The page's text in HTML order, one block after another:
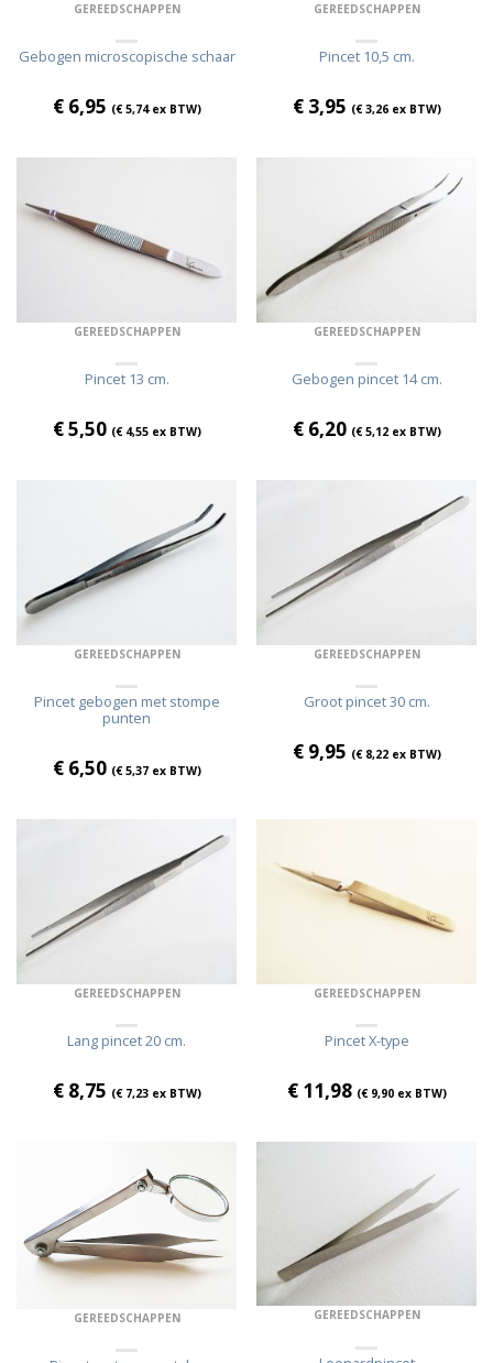
GEREEDSCHAPPEN
Gebogen microscopische schaar
€6,95 (€5,74ex BTW)
GEREEDSCHAPPEN
Pincet 10,5 cm.
€3,95 (€3,26ex BTW)
GEREEDSCHAPPEN
Pincet 13 cm.
€5,50 (€4,55ex BTW)
GEREEDSCHAPPEN
Gebogen pincet 14 cm.
€6,20 (€5,12ex BTW)
GEREEDSCHAPPEN
Pincet gebogen met stompe
punten
€6,50 (€5,37ex BTW)
GEREEDSCHAPPEN
Groot pincet 30 cm.
€9,95 (€8,22ex BTW)
GEREEDSCHAPPEN
Lang pincet 20 cm.
€8,75 (€7,23ex BTW)
GEREEDSCHAPPEN
Pincet X-type
€11,98 (€9,90ex BTW)
GEREEDSCHAPPEN GEREEDSCHAPPEN